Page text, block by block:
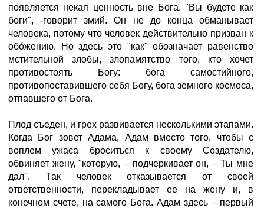
появляется некая ценность вне Бога. "Вы будете как
боги", -говорит змий. Он не до конца обманывает
человека, потому что человек действительно призван к
обóжению. Но здесь это "как" обозначает равенство
мстительной злобы, злопамятство того, кто хочет
противостоять Богу: бога самостийного,
противопоставившего себя Богу, бога земного космоса,
отпавшего от Бога.
Плод съеден, и грех развивается несколькими этапами.
Когда Бог зовет Адама, Адам вместо того, чтобы с
воплем ужаса броситься к своему Создателю,
обвиняет жену, "которую, – подчеркивает он, – Ты мне
дал". Так человек отказывается от своей
ответственности, перекладывает ее на жену и, в
конечном счете, на самого Бога. Адам здесь – первый